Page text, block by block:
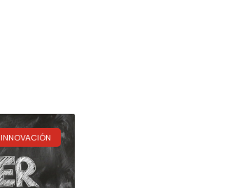
INNOVACIÓN